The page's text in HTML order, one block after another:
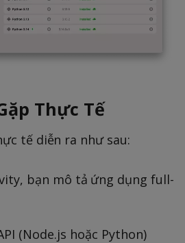
Thực Tế
tế diễn ra như sau:
bạn mô tả ứng dụng full-
(Node.js hoặc Python)